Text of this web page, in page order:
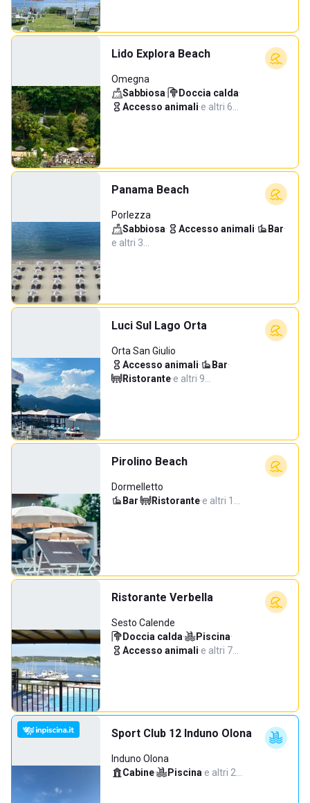
Lido Explora Beach
Omegna
Sabbiosa· Doccia calda·
Accesso animali·e altri 6…
Panama Beach
Porlezza
Sabbiosa· Accesso animali· Bar·
e altri 3…
Luci Sul Lago Orta
Orta San Giulio
Accesso animali· Bar·
Ristorante·e altri 9…
Pirolino Beach
Dormelletto
Bar· Ristorante·e altri 1…
Ristorante Verbella
Sesto Calende
Doccia calda· Piscina·
Accesso animali·e altri 7…
Sport Club 12 Induno Olona
Induno Olona
Cabine· Piscina·e altri 2…